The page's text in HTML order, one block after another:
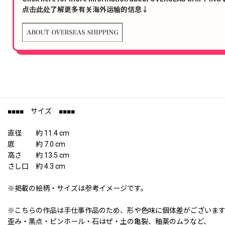
点击此处了解更多有关海外运输的信息↓
■■■■ サイズ ■■■■
直径 約 11.4 cm
底 約 7.0 cm
高さ 約 13.5 cm
さし口 約 4.3 cm
※掲載の絵柄・サイズは参考イメージです。
※こちらの作品は手仕事作品のため、形や色味に個体差がございます
歪み・黒点・ピンホール・石はぜ・土の亀裂、釉薬のムラなど、